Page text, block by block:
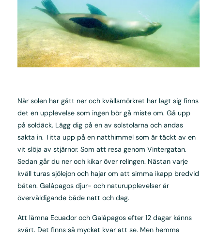
När solen har gått ner och kvällsmörkret har lagt sig finns
det en upplevelse som ingen bör gå miste om. Gå upp
på soldäck. Lägg dig på en av solstolarna och andas
sakta in. Titta upp på en natthimmel som är täckt av en
vit slöja av stjärnor. Som att resa genom Vintergatan.
Sedan går du ner och kikar över relingen. Nästan varje
kväll turas sjölejon och hajar om att simma ikapp bredvid
båten. Galápagos djur- och naturupplevelser är
överväldigande både natt och dag.
Att lämna Ecuador och Galápagos efter 12 dagar känns
svårt. Det finns så mycket kvar att se. Men hemma